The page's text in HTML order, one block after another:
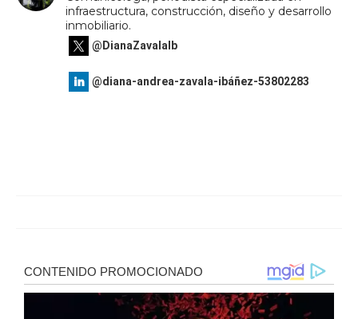
infraestructura, construcción, diseño y desarrollo
inmobiliario.
@DianaZavalaIb
@diana-andrea-zavala-ibáñez-53802283